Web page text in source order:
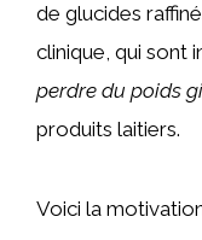
de glucides
clinique, qui sont
perdre du poids
produits laitiers.
Voici la